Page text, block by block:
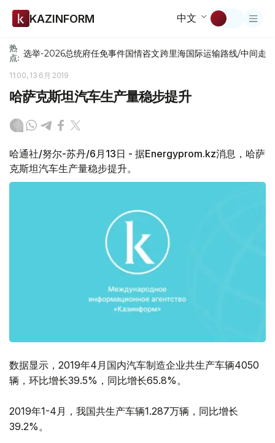
KAZINFORM 中文
热
点: 选举-2026总统府任免事件国情咨文跨里海国际运输路线/中间走廊
11:00, 13 6月 2019
哈萨克斯坦汽车生产量稳步提升
哈通社/努尔-苏丹/6月13日 - 据Energyprom.kz消息，哈萨
克斯坦汽车生产量稳步提升。
数据显示，2019年4月国内汽车制造企业共生产车辆4050
辆，环比增长39.5%，同比增长65.8%。
2019年1-4月，我国共生产车辆1.287万辆，同比增长
39.2%。